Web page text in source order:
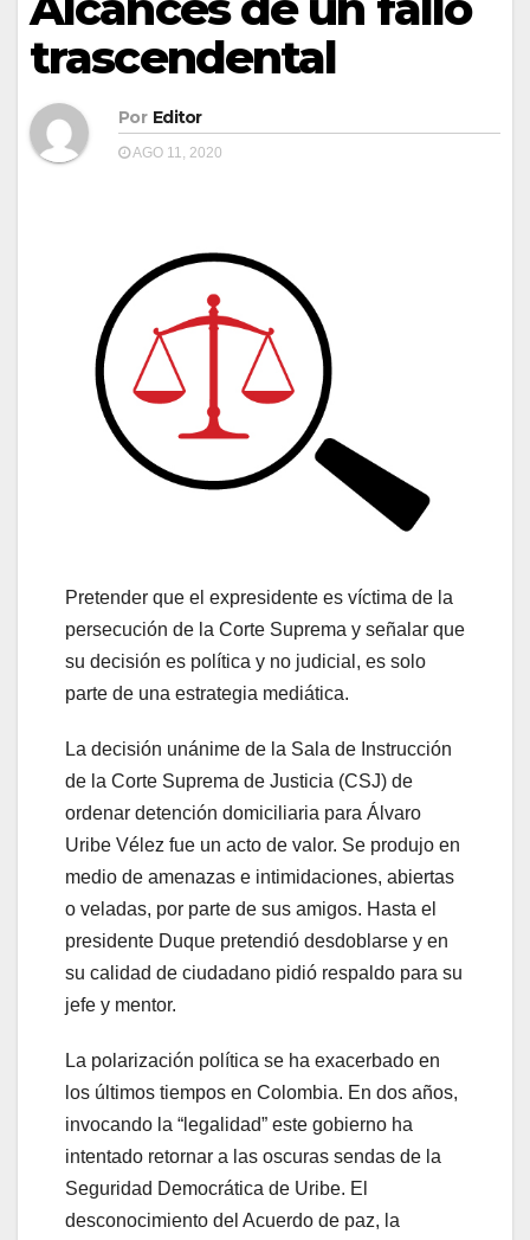
trascendental
Por Editor
AGO 11, 2020
Pretender que el expresidente es víctima de la
persecución de la Corte Suprema y señalar que
su decisión es política y no judicial, es solo
parte de una estrategia mediática.
La decisión unánime de la Sala de Instrucción
de la Corte Suprema de Justicia (CSJ) de
ordenar detención domiciliaria para Álvaro
Uribe Vélez fue un acto de valor. Se produjo en
medio de amenazas e intimidaciones, abiertas
o veladas, por parte de sus amigos. Hasta el
presidente Duque pretendió desdoblarse y en
su calidad de ciudadano pidió respaldo para su
jefe y mentor.
La polarización política se ha exacerbado en
los últimos tiempos en Colombia. En dos años,
invocando la “legalidad” este gobierno ha
intentado retornar a las oscuras sendas de la
Seguridad Democrática de Uribe. El
desconocimiento del Acuerdo de paz, la